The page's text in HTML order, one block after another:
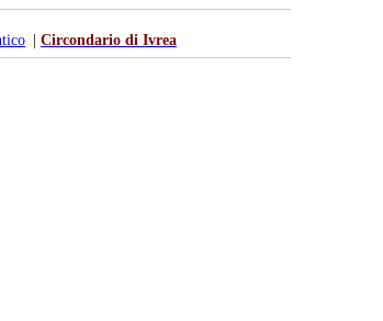
Circondario di Ivrea